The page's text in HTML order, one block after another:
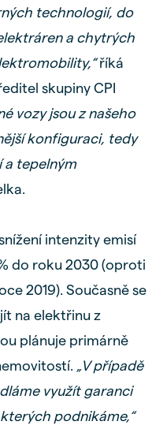
technologií, do
a chytrých
říká
skupiny CPI
vozy jsou z našeho
konfiguraci, tedy
a tepelným
intenzity emisí
do roku 2030 (oproti
2019). Současně se
na elektřinu z
plánuje primárně
„V případě
využít garanci
podnikáme,“